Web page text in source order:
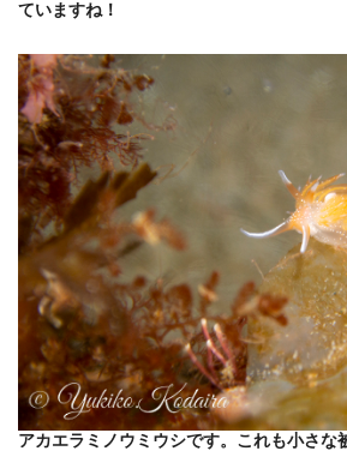
ていますね！
アカエラミノウミウシです。これも小さな